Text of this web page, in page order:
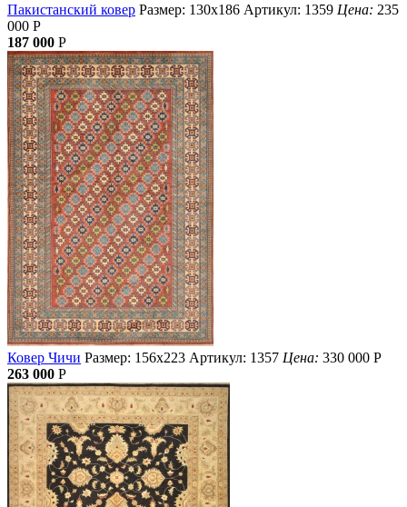
Пакистанский ковер Размер: 130х186 Артикул: 1359 Цена: 235
000 Р
187 000 Р
Ковер Чичи Размер: 156х223 Артикул: 1357 Цена: 330 000 Р
263 000 Р